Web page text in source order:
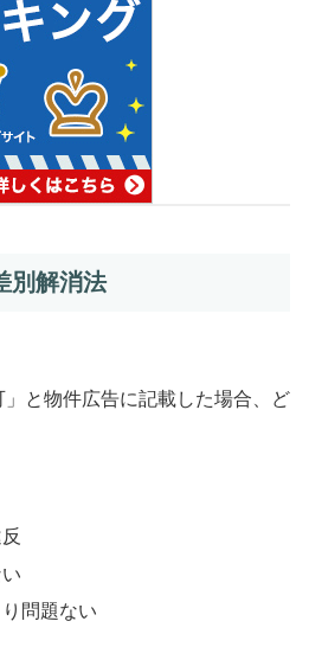
別解消法
と物件広告に記載した場合、ど
問題ない